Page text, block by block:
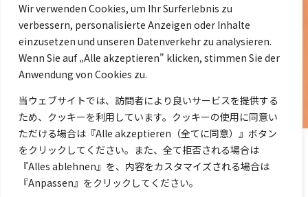
Wir verwenden Cookies, um Ihr Surferlebnis zu
verbessern, personalisierte Anzeigen oder Inhalte
einzusetzen und unseren Datenverkehr zu analysieren.
Wenn Sie auf „Alle akzeptieren" klicken, stimmen Sie der
Anwendung von Cookies zu.
当ウェブサイトでは、訪問者により良いサービスを提供する
ため、クッキーを利用しています。クッキーの使用に同意い
ただける場合は『Alle akzeptieren（全てに同意）』ボタン
をクリックしてください。また、全て拒否される場合は
『Alles ablehnen』を、内容をカスタマイズされる場合は
『Anpassen』をクリックしてください。
総会議事録
定款・会費規定など
コラムの紹介
コラム一覧